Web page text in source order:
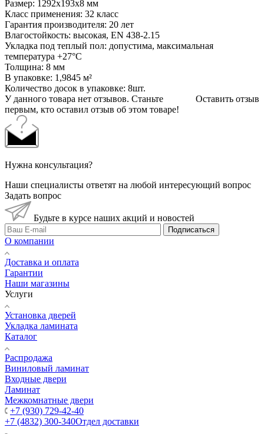
Размер: 1292x193x8 мм
Класс применения: 32 класс
Гарантия производителя: 20 лет
Влагостойкость: высокая, EN 438-2.15
Укладка под теплый пол: допустима, максимальная
температура +27°C
Толщина: 8 мм
В упаковке: 1,9845 м²
Количество досок в упаковке: 8шт.
Оставить отзыв
У данного товара нет отзывов. Станьте
первым, кто оставил отзыв об этом товаре!
Нужна консультация?
Наши специалисты ответят на любой интересующий вопрос
Задать вопрос
Будьте в курсе наших акций и новостей
Подписаться
О компании
Доставка и оплата
Гарантии
Наши магазины
Услуги
Установка дверей
Укладка ламината
Каталог
Распродажа
Виниловый ламинат
Входные двери
Ламинат
Межкомнатные двери
+7 (930) 729-42-40
+7 (4832) 300-340Отдел доставки